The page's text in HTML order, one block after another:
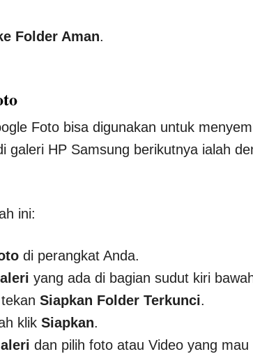
Folder Aman.
Foto bisa digunakan untuk
galeri HP Samsung berikutnya ialah
ini:
di perangkat Anda.
yang ada di bagian sudut kiri
Siapkan Folder Terkunci.
klik Siapkan.
dan pilih foto atau Video yang mau